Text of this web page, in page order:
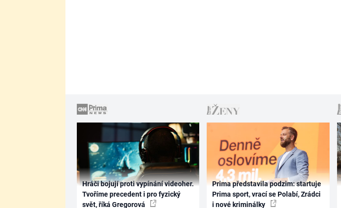
Hráči bojují proti vypínání videoher.
Tvoříme precedent i pro fyzický
svět, říká Gregorová
Prima představila podzim: startuje
Prima sport, vrací se Polabí, Zrádci
i nové kriminálky